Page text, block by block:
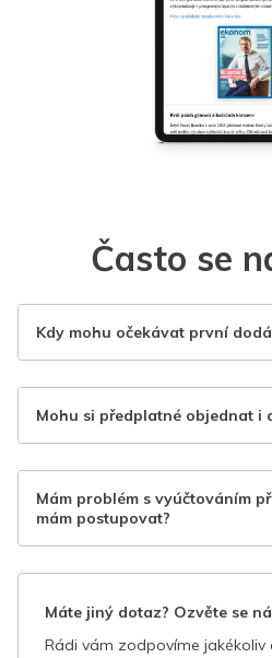
Často se
Kdy mohu očekávat první
Mohu si předplatné objednat i
Mám problém s vyúčtováním
mám postupovat?
Máte jiný dotaz? Ozvěte se
Rádi vám zodpovíme jakékoliv